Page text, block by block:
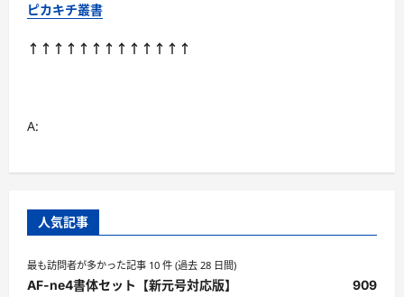
に
つ
ピカキチ叢書
↑↑↑↑↑↑↑↑↑↑↑↑↑
A:
人気記事
最も訪問者が多かった記事 10 件 (過去 28 日間)
AF-ne4書体セット【新元号対応版】 909